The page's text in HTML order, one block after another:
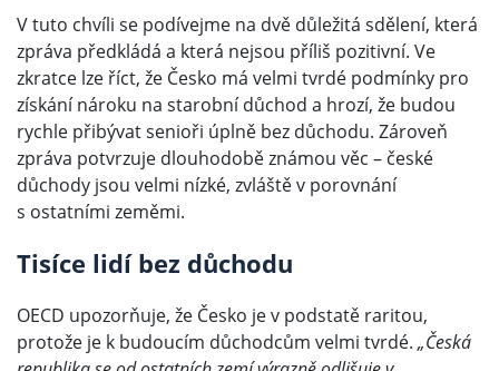
V tuto chvíli se podívejme na dvě důležitá sdělení, která
zpráva předkládá a která nejsou příliš pozitivní. Ve
zkratce lze říct, že Česko má velmi tvrdé podmínky pro
získání nároku na starobní důchod a hrozí, že budou
rychle přibývat senioři úplně bez důchodu. Zároveň
zpráva potvrzuje dlouhodobě známou věc – české
důchody jsou velmi nízké, zvláště v porovnání
s ostatními zeměmi.
Tisíce lidí bez důchodu
OECD upozorňuje, že Česko je v podstatě raritou,
protože je k budoucím důchodcům velmi tvrdé.„Česká